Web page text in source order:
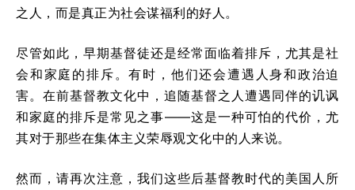
之人，而是真正为社会谋福利的好人。
尽管如此，早期基督徒还是经常面临着排斥，尤其是社
会和家庭的排斥。有时，他们还会遭遇人身和政治迫
害。在前基督教文化中，追随基督之人遭遇同伴的讥讽
和家庭的排斥是常见之事——这是一种可怕的代价，尤
其对于那些在集体主义荣辱观文化中的人来说。
然而，请再次注意，我们这些后基督教时代的美国人所